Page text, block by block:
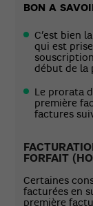
BON A
C’est bien
qui est
début de la
Le prorata
première
factures
FORFAIT
Certaines
facturées en
première